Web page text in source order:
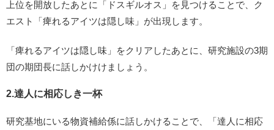
上位を開放したあとに「ドスギルオス」を見つけることで、ク
エスト「痺れるアイツは隠し味」が出現します。
「痺れるアイツは隠し味」をクリアしたあとに、研究施設の3期
団の期団長に話しかけけましょう。
2.達人に相応しき一杯
研究基地にいる物資補給係に話しかけることで、「達人に相応